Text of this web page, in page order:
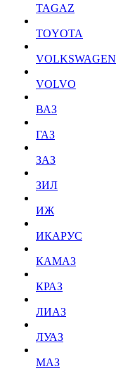
TAGAZ
TOYOTA
VOLKSWAGEN
VOLVO
ВАЗ
ГАЗ
ЗАЗ
ЗИЛ
ИЖ
ИКАРУС
КАМАЗ
КРАЗ
ЛИАЗ
ЛУАЗ
МАЗ